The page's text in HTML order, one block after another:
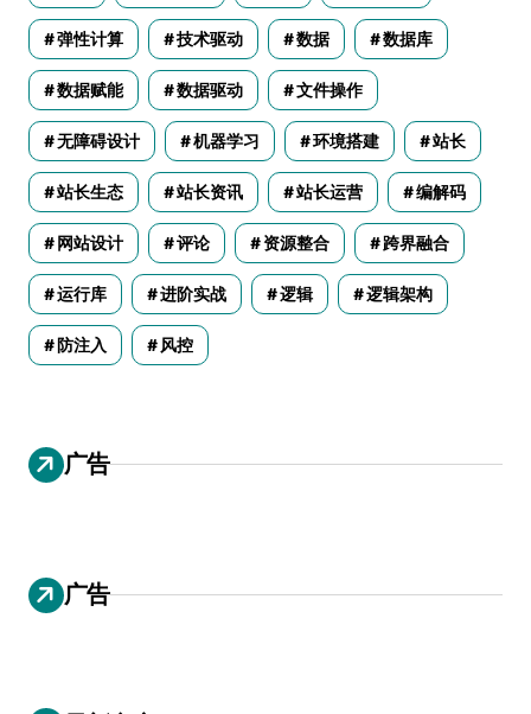
弹性计算 技术驱动 数据 数据库
数据赋能 数据驱动 文件操作
无障碍设计 机器学习 环境搭建 站长
站长生态 站长资讯 站长运营 编解码
网站设计 评论 资源整合 跨界融合
运行库 进阶实战 逻辑 逻辑架构
防注入 风控
广告
广告